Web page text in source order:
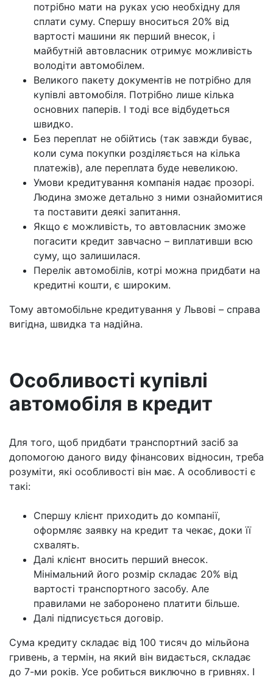
потрібно мати на руках усю необхідну для
сплати суму. Спершу вноситься 20% від
вартості машини як перший внесок, і
майбутній автовласник отримує можливість
володіти автомобілем.
Великого пакету документів не потрібно для
купівлі автомобіля. Потрібно лише кілька
основних паперів. І тоді все відбудеться
швидко.
Без переплат не обійтись (так завжди буває,
коли сума покупки розділяється на кілька
платежів), але переплата буде невеликою.
Умови кредитування компанія надає прозорі.
Людина зможе детально з ними ознайомитися
та поставити деякі запитання.
Якщо є можливість, то автовласник зможе
погасити кредит завчасно – виплативши всю
суму, що залишилася.
Перелік автомобілів, котрі можна придбати на
кредитні кошти, є широким.
Тому автомобільне кредитування у Львові – справа
вигідна, швидка та надійна.
Особливості купівлі
автомобіля в кредит
Для того, щоб придбати транспортний засіб за
допомогою даного виду фінансових відносин, треба
розуміти, які особливості він має. А особливості є
такі:
Спершу клієнт приходить до компанії,
оформляє заявку на кредит та чекає, доки її
схвалять.
Далі клієнт вносить перший внесок.
Мінімальний його розмір складає 20% від
вартості транспортного засобу. Але
правилами не заборонено платити більше.
Далі підписується договір.
Сума кредиту складає від 100 тисяч до мільйона
гривень, а термін, на який він видається, складає
до 7-ми років. Усе робиться виключно в гривнях. І